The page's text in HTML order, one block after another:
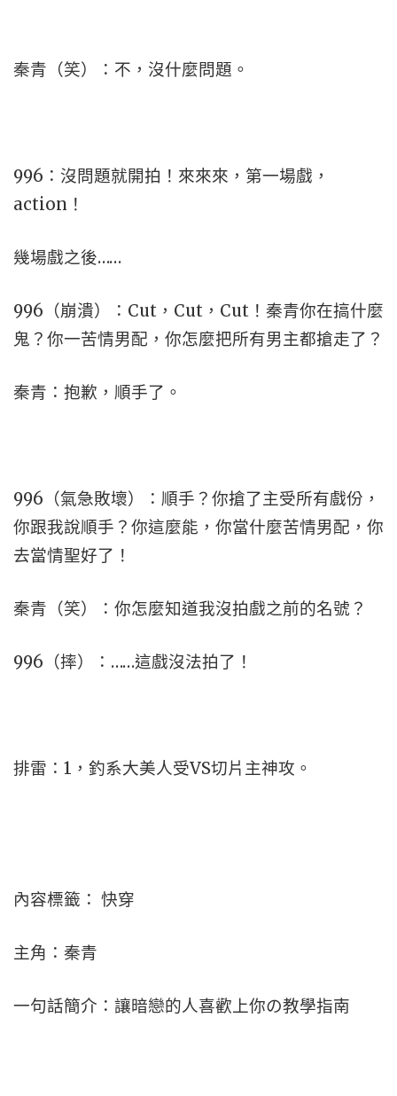
秦青（笑）：不，沒什麼問題。
996：沒問題就開拍！來來來，第一場戲，
action！
幾場戲之後……
996（崩潰）：Cut，Cut，Cut！秦青你在搞什麼
鬼？你一苦情男配，你怎麼把所有男主都搶走了？
秦青：抱歉，順手了。
996（氣急敗壞）：順手？你搶了主受所有戲份，
你跟我說順手？你這麼能，你當什麼苦情男配，你
去當情聖好了！
秦青（笑）：你怎麼知道我沒拍戲之前的名號？
996（摔）：……這戲沒法拍了！
排雷：1，釣系大美人受VS切片主神攻。
內容標籤： 快穿
主角：秦青
一句話簡介：讓暗戀的人喜歡上你の教學指南